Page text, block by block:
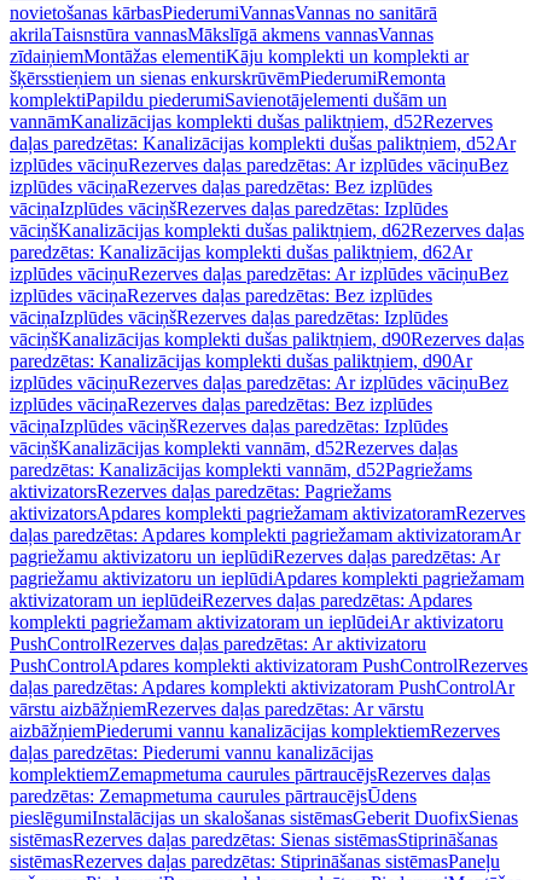
novietošanas kārbasPiederumiVannasVannas no sanitārā
akrilaTaisnstūra vannasMākslīgā akmens vannasVannas
zīdaiņiemMontāžas elementiKāju komplekti un komplekti ar
šķērsstieņiem un sienas enkurskrūvēmPiederumiRemonta
komplektiPapildu piederumiSavienotājelementi dušām un
vannāmKanalizācijas komplekti dušas paliktņiem, d52Rezerves
daļas paredzētas: Kanalizācijas komplekti dušas paliktņiem, d52Ar
izplūdes vāciņuRezerves daļas paredzētas: Ar izplūdes vāciņuBez
izplūdes vāciņaRezerves daļas paredzētas: Bez izplūdes
vāciņaIzplūdes vāciņšRezerves daļas paredzētas: Izplūdes
vāciņšKanalizācijas komplekti dušas paliktņiem, d62Rezerves daļas
paredzētas: Kanalizācijas komplekti dušas paliktņiem, d62Ar
izplūdes vāciņuRezerves daļas paredzētas: Ar izplūdes vāciņuBez
izplūdes vāciņaRezerves daļas paredzētas: Bez izplūdes
vāciņaIzplūdes vāciņšRezerves daļas paredzētas: Izplūdes
vāciņšKanalizācijas komplekti dušas paliktņiem, d90Rezerves daļas
paredzētas: Kanalizācijas komplekti dušas paliktņiem, d90Ar
izplūdes vāciņuRezerves daļas paredzētas: Ar izplūdes vāciņuBez
izplūdes vāciņaRezerves daļas paredzētas: Bez izplūdes
vāciņaIzplūdes vāciņšRezerves daļas paredzētas: Izplūdes
vāciņšKanalizācijas komplekti vannām, d52Rezerves daļas
paredzētas: Kanalizācijas komplekti vannām, d52Pagriežams
aktivizatorsRezerves daļas paredzētas: Pagriežams
aktivizatorsApdares komplekti pagriežamam aktivizatoramRezerves
daļas paredzētas: Apdares komplekti pagriežamam aktivizatoramAr
pagriežamu aktivizatoru un ieplūdiRezerves daļas paredzētas: Ar
pagriežamu aktivizatoru un ieplūdiApdares komplekti pagriežamam
aktivizatoram un ieplūdeiRezerves daļas paredzētas: Apdares
komplekti pagriežamam aktivizatoram un ieplūdeiAr aktivizatoru
PushControlRezerves daļas paredzētas: Ar aktivizatoru
PushControlApdares komplekti aktivizatoram PushControlRezerves
daļas paredzētas: Apdares komplekti aktivizatoram PushControlAr
vārstu aizbāžņiemRezerves daļas paredzētas: Ar vārstu
aizbāžņiemPiederumi vannu kanalizācijas komplektiemRezerves
daļas paredzētas: Piederumi vannu kanalizācijas
komplektiemZemapmetuma caurules pārtraucējsRezerves daļas
paredzētas: Zemapmetuma caurules pārtraucējsŪdens
pieslēgumiInstalācijas un skalošanas sistēmasGeberit DuofixSienas
sistēmasRezerves daļas paredzētas: Sienas sistēmasStiprināšanas
sistēmasRezerves daļas paredzētas: Stiprināšanas sistēmasPaneļu